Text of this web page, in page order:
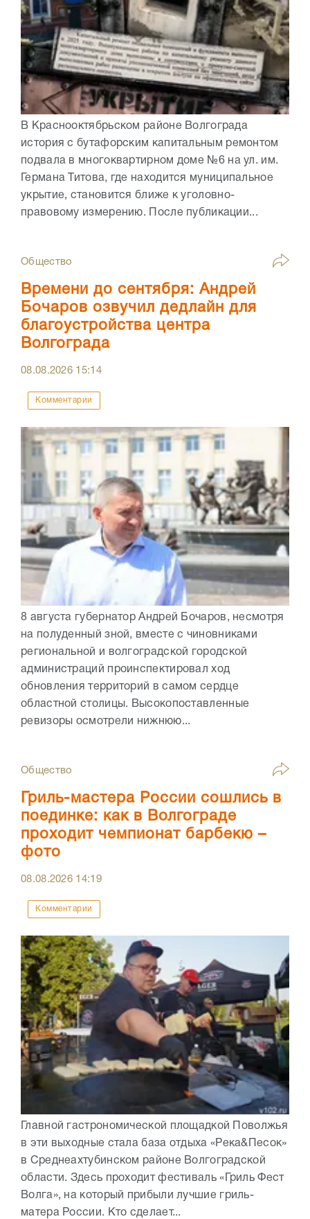
В Краснооктябрьском районе Волгограда
история с бутафорским капитальным ремонтом
подвала в многоквартирном доме №6 на ул. им.
Германа Титова, где находится муниципальное
укрытие, становится ближе к уголовно-
правовому измерению. После публикации...
Общество
Времени до сентября: Андрей
Бочаров озвучил дедлайн для
благоустройства центра
Волгограда
08.08.2026 15:14
Комментарии
8 августа губернатор Андрей Бочаров, несмотря
на полуденный зной, вместе с чиновниками
региональной и волгоградской городской
администраций проинспектировал ход
обновления территорий в самом сердце
областной столицы. Высокопоставленные
ревизоры осмотрели нижнюю...
Общество
Гриль-мастера России сошлись в
поединке: как в Волгограде
проходит чемпионат барбекю –
фото
08.08.2026 14:19
Комментарии
Главной гастрономической площадкой Поволжья
в эти выходные стала база отдыха «Река&Песок»
в Среднеахтубинском районе Волгоградской
области. Здесь проходит фестиваль «Гриль Фест
Волга», на который прибыли лучшие гриль-
матера России. Кто сделает...